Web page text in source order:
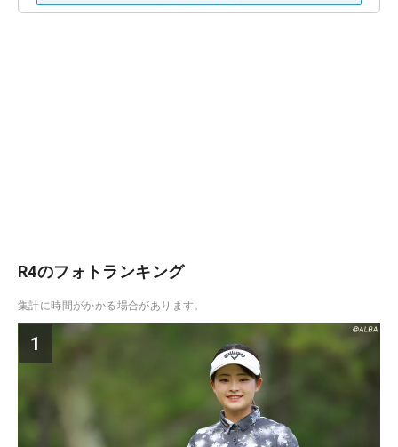
R4のフォトランキング
集計に時間がかかる場合があります。
1